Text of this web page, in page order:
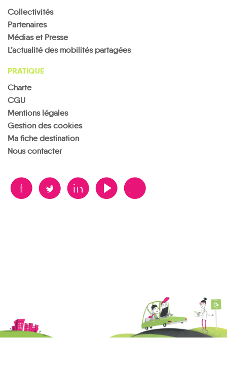
Collectivités
Partenaires
Médias et Presse
L’actualité des mobilités partagées
PRATIQUE
Charte
CGU
Mentions légales
Gestion des cookies
Ma fiche destination
Nous contacter
B A D F V